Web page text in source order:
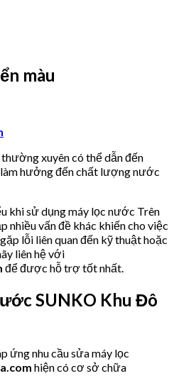
màu
xuyên có thể dẫn đến
hưởng đến chất lượng nước
khi sử dụng máy lọc nước Trên
nhiều vấn đề khác khiến cho việc
lỗi liên quan đến kỹ thuật hoặc
liên hệ với
để được hỗ trợ tốt nhất.
SUNKO Khu Đô
ứng nhu cầu sửa máy lọc
hiện có cơ sở chữa